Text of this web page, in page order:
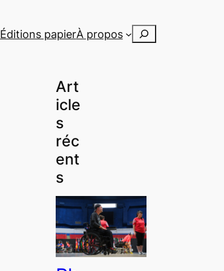
Éditions papierÀ propos Rechercher
Art
icle
s
réc
ent
s